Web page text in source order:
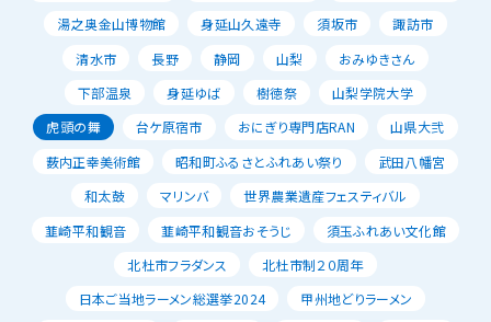
湯之奥金山博物館
身延山久遠寺 須坂市
諏訪市
清水市
長野 静岡 山梨
おみゆきさん
下部温泉
身延ゆば 樹徳祭
山梨学院大学
虎頭の舞
台ケ原宿市 おにぎり専門店RAN
山県大弐
薮内正幸美術館
昭和町ふるさとふれあい祭り
武田八幡宮
和太鼓
マリンバ
世界農業遺産フェスティバル
韮崎平和観音
韮崎平和観音おそうじ
須玉ふれあい文化館
北杜市フラダンス
北杜市制２０周年
日本ご当地ラーメン総選挙2024
甲州地どりラーメン